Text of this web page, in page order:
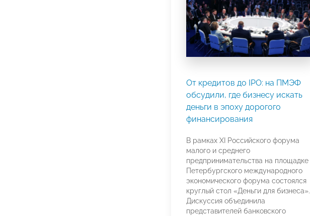
От кредитов до IPO: на ПМЭФ
обсудили, где бизнесу искать
деньги в эпоху дорогого
финансирования
В рамках XI Российского форума
малого и среднего
предпринимательства на площадке
Петербургского международного
экономического форума состоялся
круглый стол «Деньги для бизнеса».
Дискуссия объединила
представителей банковского